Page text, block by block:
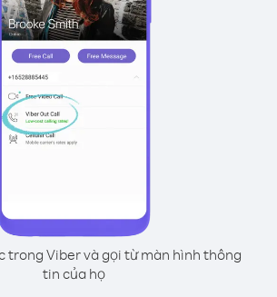
trong Viber và gọi từ màn hình thông
tin của họ